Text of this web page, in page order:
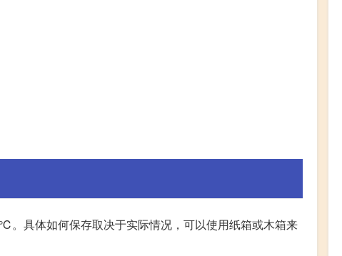
具体如何保存取决于实际情况，可以使用纸箱或木箱来